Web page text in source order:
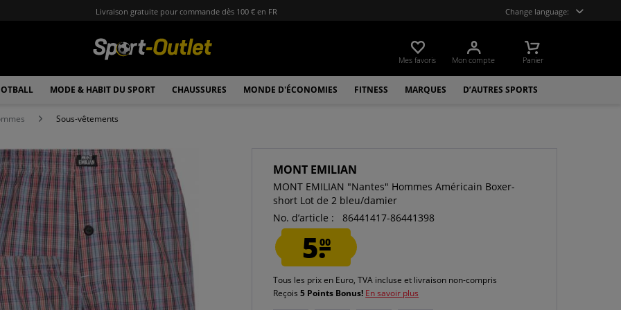
Livraison gratuite pour commande dès 100 € en FR Change language:
Mes favoris Mon compte Panier
MODE & HABIT DU SPORT CHAUSSURES MONDE D'ÉCONOMIES FITNESS MARQUES D’AUTRES SPORTS
Sous-vêtements
MONT EMILIAN
MONT EMILIAN "Nantes" Hommes Américain Boxer-
short Lot de 2 bleu/damier
No. d’article :
86441417-86441398
5.00
Tous les prix en Euro, TVA incluse et livraison non-compris
Reçois5 Points Bonus! En savoir plus